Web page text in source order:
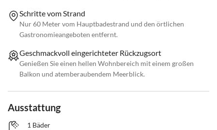
Schritte vom Strand
Nur 60 Meter vom Hauptbadestrand und den örtlichen
Gastronomieangeboten entfernt.
Geschmackvoll eingerichteter Rückzugsort
Genießen Sie einen hellen Wohnbereich mit einem großen
Balkon und atemberaubendem Meerblick.
Ausstattung
1 Bäder